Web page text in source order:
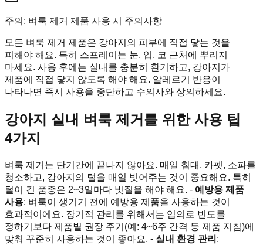
주의: 벼룩 제거 제품 사용 시 주의사항
모든 벼룩 제거 제품은 강아지의 피부에 직접 닿는 것을
피해야 해요. 특히 스프레이는 눈, 입, 코 근처에 뿌리지
마세요. 사용 후에는 실내를 충분히 환기하고, 강아지가
제품에 직접 닿지 않도록 해야 해요. 알레르기 반응이
나타나면 즉시 사용을 중단하고 수의사와 상의하세요.
강아지 실내 벼룩 제거를 위한 사용 팁
4가지
벼룩 제거는 단기간에 끝나지 않아요. 매일 침대, 카펫, 소파를
청소하고, 강아지의 털을 매일 빗어주는 것이 중요해요. 특히
털이 긴 품종은 2~3일마다 빗질을 해야 해요. - 예방용 제품
사용: 벼룩이 생기기 전에 예방용 제품을 사용하는 것이
효과적이에요. 장기적 관리를 위해서는 임의로 빈도를
정하기보다 제품별 권장 주기(예: 4~6주 간격 등 제품 지침)에
맞춰 꾸준히 사용하는 것이 좋아요. - 실내 환경 관리 :